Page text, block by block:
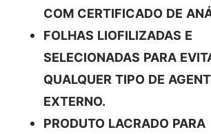
COM CERTIFICADO DE
FOLHAS LIOFILIZADAS E
SELECIONADAS PARA
QUALQUER TIPO DE
EXTERNO.
PRODUTO LACRADO PARA